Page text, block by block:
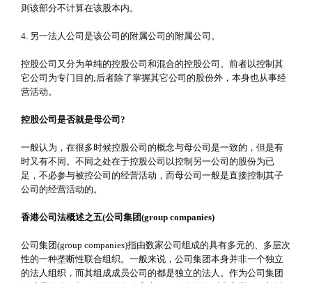
则该部分不计算在该股本内。
4. 另一法人公司是该公司的附属公司的附属公司。
控股公司又分为单纯的控股公司和混合的控股公司。前者以控制其
它公司为专门目的;后者除了掌握其它公司的股份外，本身也从事经
营活动。
控股公司是否就是母公司?
一般认为，在很多时候控股公司的概念与母公司是一致的，但是有
时又有不同。不同之处在于控股公司以控制另一公司的股份为已
足，不必参与被控公司的经营活动，而母公司一般是直接控制其子
公司的经营活动的。
香港公司法概述之五(公司集团(group companies)
公司集团(group companies)指由数家公司组成的具有多元的、多层次
性的一种垄断性联合组织。一般来说，公司集团本身并非一个独立
的法人组织，而其组成成员公司的都是独立的法人。作为公司集团